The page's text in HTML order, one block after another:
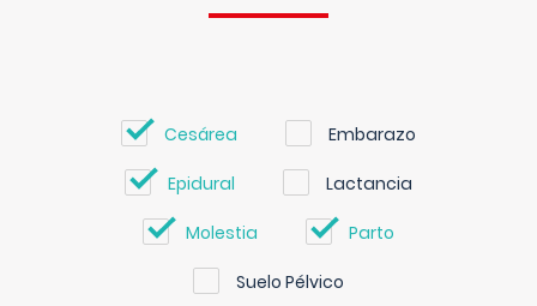
Cesárea Embarazo
Epidural Lactancia
Molestia Parto
Suelo Pélvico